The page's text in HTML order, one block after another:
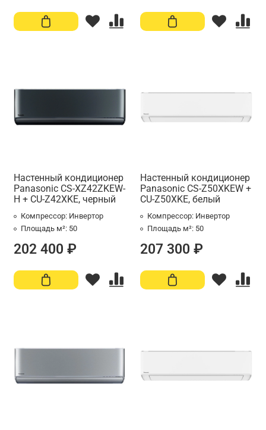
Настенный кондиционер
Panasonic CS-XZ42ZKEW-
H + CU-Z42XKE, черный
Компрессор: Инвертор
Площадь м²: 50
202 400 ₽
Настенный кондиционер
Panasonic CS-Z50XKEW +
CU-Z50XKE, белый
Компрессор: Инвертор
Площадь м²: 50
207 300 ₽